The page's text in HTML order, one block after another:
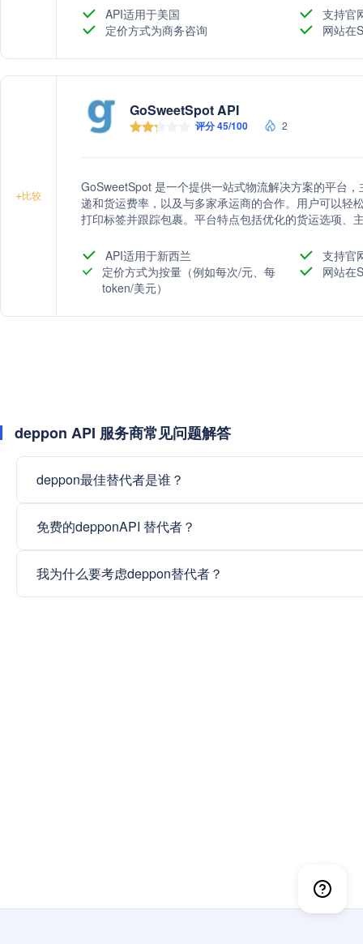
API适用于美国
支持官
定价方式为商务咨询
网站在
+比较
GoSweetSpot API
评分 45/100 2
GoSweetSpot 是一个提供一站式物流解决方案的平台
递和货运费率，以及与多家承运商的合作。用户可以轻
打印标签并跟踪包裹。平台特点包括优化的货运选项、
API适用于新西兰
支持官
定价方式为按量（例如每次/元、每
token/美元）
网站在
deppon API 服务商常见问题解答
deppon最佳替代者是谁？
免费的depponAPI 替代者？
我为什么要考虑deppon替代者？